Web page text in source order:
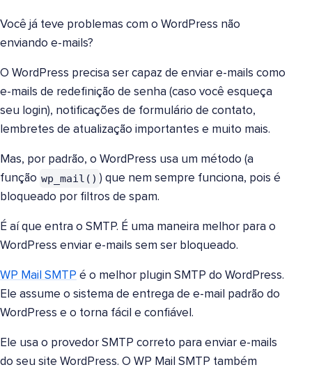
Você já teve problemas com o WordPress não
enviando e-mails?
O WordPress precisa ser capaz de enviar e-mails como
e-mails de redefinição de senha (caso você esqueça
seu login), notificações de formulário de contato,
lembretes de atualização importantes e muito mais.
Mas, por padrão, o WordPress usa um método (a
função wp_mail() ) que nem sempre funciona, pois é
bloqueado por filtros de spam.
É aí que entra o SMTP. É uma maneira melhor para o
WordPress enviar e-mails sem ser bloqueado.
WP Mail SMTP é o melhor plugin SMTP do WordPress.
Ele assume o sistema de entrega de e-mail padrão do
WordPress e o torna fácil e confiável.
Ele usa o provedor SMTP correto para enviar e-mails
do seu site WordPress. O WP Mail SMTP também